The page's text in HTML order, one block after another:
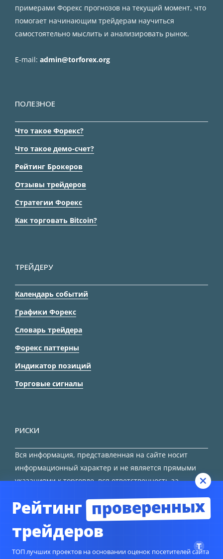
примерами Форекс прогнозов на текущий момент, что
помогает начинающим трейдерам научиться
самостоятельно мыслить и анализировать рынок.
E-mail: admin@torforex.org
ПОЛЕЗНОЕ
Что такое Форекс?
Что такое демо-счет?
Рейтинг Брокеров
Отзывы трейдеров
Стратегии Форекс
Как торговать Bitcoin?
ТРЕЙДЕРУ
Календарь событий
Графики Форекс
Словарь трейдера
Форекс паттерны
Индикатор позиций
Торговые сигналы
РИСКИ
Вся информация, представленная на сайте носит
информационный характер и не является прямыми
указаниями к торговле, вся ответственность за
Рейтинг проверенных
трейдеров
ТОП лучших проектов на основании оценок посетителей сайта